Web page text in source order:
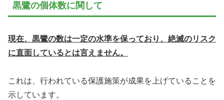
黒鷺の個体数に関して
現在、黒鷺の数は一定の水準を保っており、絶滅のリスク
に直面しているとは言えません。
これは、行われている保護施策が成果を上げていることを
示しています。